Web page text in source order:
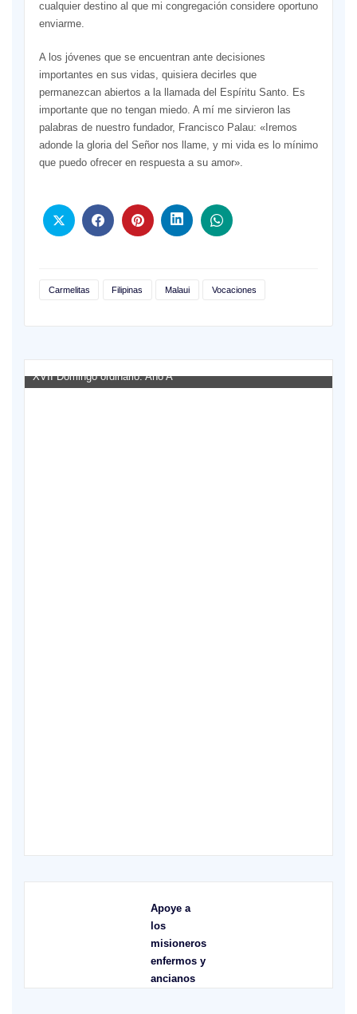
cualquier destino al que mi congregación considere oportuno
enviarme.
A los jóvenes que se encuentran ante decisiones
importantes en sus vidas, quisiera decirles que
permanezcan abiertos a la llamada del Espíritu Santo. Es
importante que no tengan miedo. A mí me sirvieron las
palabras de nuestro fundador, Francisco Palau: «Iremos
adonde la gloria del Señor nos llame, y mi vida es lo mínimo
que puedo ofrecer en respuesta a su amor».
Carmelitas Filipinas Malaui Vocaciones
Apoye a
los
misioneros
enfermos y
ancianos